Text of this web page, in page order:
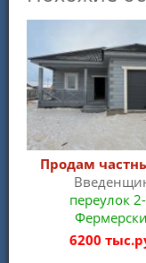
Продам
переулок
6200